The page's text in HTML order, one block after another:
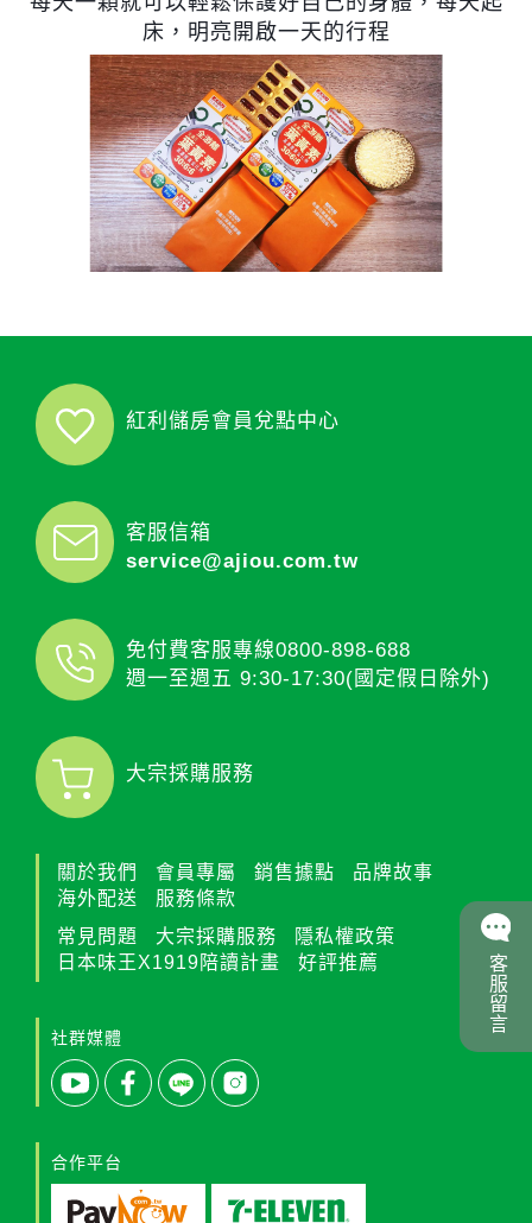
床，明亮開啟一天的行程
紅利儲房會員兌點中心
客服信箱
service@ajiou.com.tw
免付費客服專線0800-898-688
週一至週五 9:30-17:30(國定假日除外)
大宗採購服務
關於我們 會員專屬 銷售據點
品牌故事
海外配送
服務條款
常見問題
大宗採購服務
隱私權政策
日本味王X1919陪讀計畫
好評推薦
社群媒體
合作平台
客服留言